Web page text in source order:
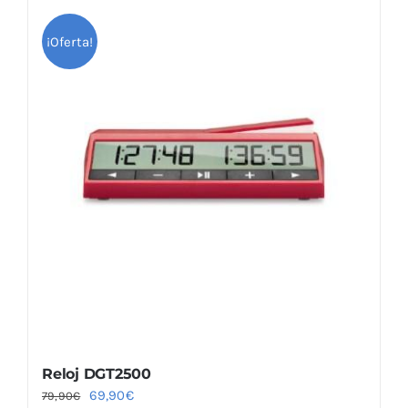
¡Oferta!
Reloj DGT2500
79,90€
El
69,90€El